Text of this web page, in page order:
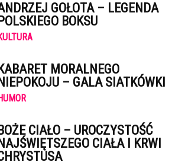
GOŁOTA – LEGENDA
POLSKIEGO BOKSU
KABARET MORALNEGO
NIEPOKOJU – GALA SIATKÓWKI
BOŻE CIAŁO – UROCZYSTOŚĆ
NAJŚWIĘTSZEGO CIAŁA I KRWI